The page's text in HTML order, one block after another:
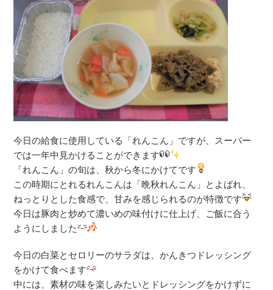
今日の給食に使用している「れんこん」ですが、スーパー
では一年中見かけることができます
「れんこん」の旬は、秋から冬にかけてです
この時期にとれるれんこんは「晩秋れんこん」とよばれ、
ねっとりとした食感で、甘みを感じられるのが特徴です
今日は豚肉と炒めて濃いめの味付けに仕上げ、ご飯に合う
ようにしました
今日の白菜とセロリーのサラダは、かんきつドレッシング
をかけて食べます
中には、素材の味を楽しみたいとドレッシングをかけずに